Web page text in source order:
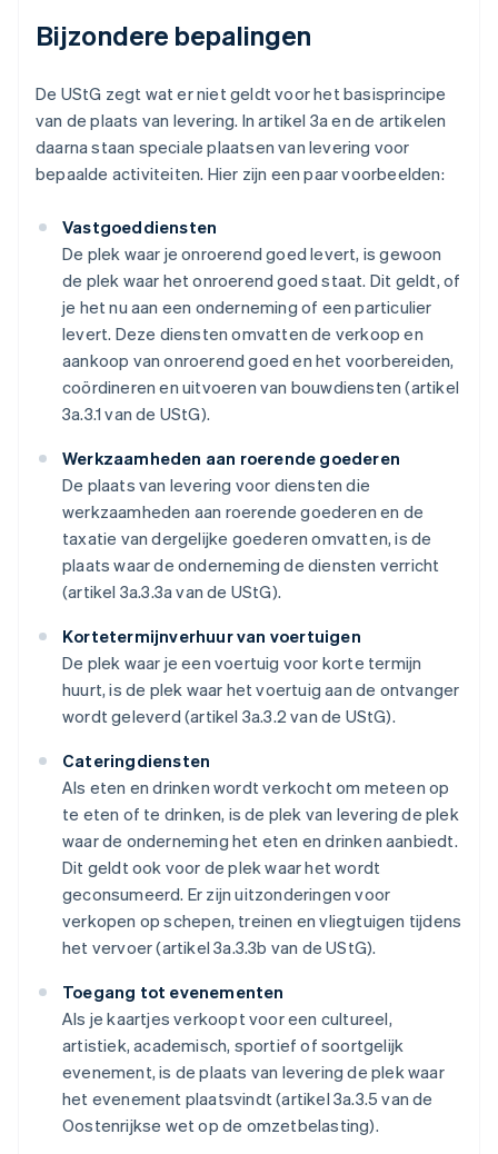
Bijzondere bepalingen
De UStG zegt wat er niet geldt voor het basisprincipe
van de plaats van levering. In artikel 3a en de artikelen
daarna staan speciale plaatsen van levering voor
bepaalde activiteiten. Hier zijn een paar voorbeelden:
Vastgoeddiensten
De plek waar je onroerend goed levert, is gewoon
de plek waar het onroerend goed staat. Dit geldt, of
je het nu aan een onderneming of een particulier
levert. Deze diensten omvatten de verkoop en
aankoop van onroerend goed en het voorbereiden,
coördineren en uitvoeren van bouwdiensten (artikel
3a.3.1 van de UStG).
Werkzaamheden aan roerende goederen
De plaats van levering voor diensten die
werkzaamheden aan roerende goederen en de
taxatie van dergelijke goederen omvatten, is de
plaats waar de onderneming de diensten verricht
(artikel 3a.3.3a van de UStG).
Kortetermijnverhuur van voertuigen
De plek waar je een voertuig voor korte termijn
huurt, is de plek waar het voertuig aan de ontvanger
wordt geleverd (artikel 3a.3.2 van de UStG).
Cateringdiensten
Als eten en drinken wordt verkocht om meteen op
te eten of te drinken, is de plek van levering de plek
waar de onderneming het eten en drinken aanbiedt.
Dit geldt ook voor de plek waar het wordt
geconsumeerd. Er zijn uitzonderingen voor
verkopen op schepen, treinen en vliegtuigen tijdens
het vervoer (artikel 3a.3.3b van de UStG).
Toegang tot evenementen
Als je kaartjes verkoopt voor een cultureel,
artistiek, academisch, sportief of soortgelijk
evenement, is de plaats van levering de plek waar
het evenement plaatsvindt (artikel 3a.3.5 van de
Oostenrijkse wet op de omzetbelasting).